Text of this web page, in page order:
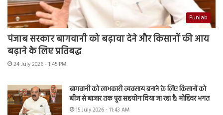
Punjab
पंजाब सरकार बागवानी को बढ़ावा देने और किसानों की आय
बढ़ाने के लिए प्रतिबद्ध
24 July 2026 - 1:45 PM
बागवानी को लाभकारी व्यवसाय बनाने के लिए किसानों को
बीज से बाजार तक पूरा सहयोग दिया जा रहा है: मोहिंदर भगत
15 July 2026 - 11:43 AM